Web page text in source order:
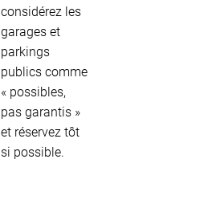
considérez les
garages et
parkings
publics comme
« possibles,
pas garantis »
et réservez tôt
si possible.